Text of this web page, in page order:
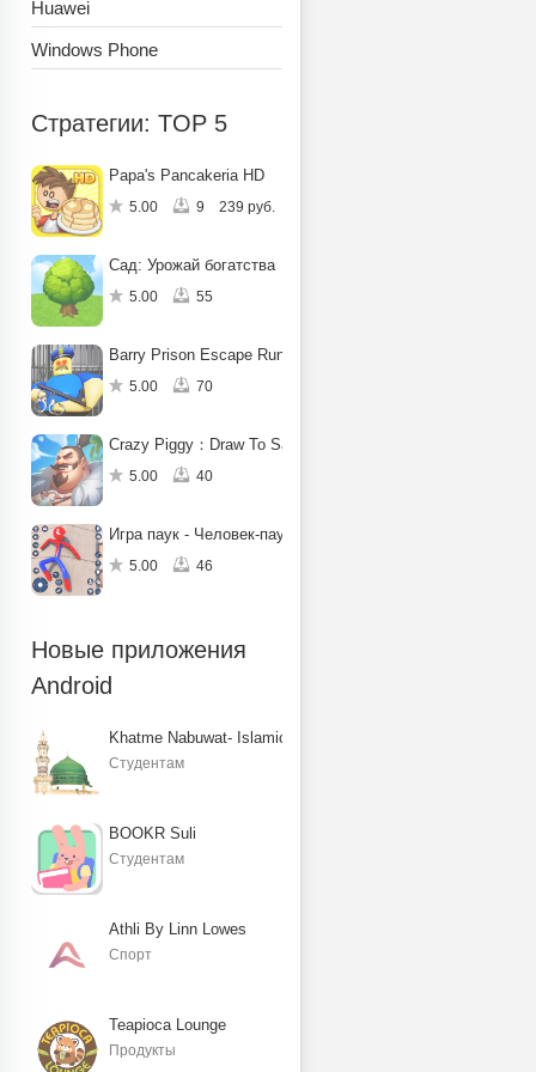
Huawei
Windows Phone
Стратегии: TOP 5
Papa's Pancakeria HD
5.00 9 239 руб.
Сад: Урожай богатства
5.00 55
Barry Prison Escape Run Obby
5.00 70
Crazy Piggy：Draw To Save
5.00 40
Игра паук - Человек-паук-герой
5.00 46
Новые приложения
Android
Khatme Nabuwat- Islamic Books
Студентам
BOOKR Suli
Студентам
Athli By Linn Lowes
Спорт
Teapioca Lounge
Продукты